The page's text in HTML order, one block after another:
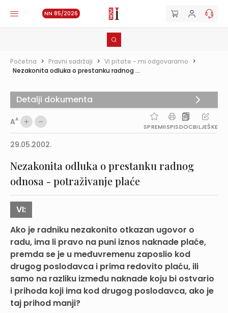
NN 85/2026
Početna > Pravni sadržaji > Vi pitate - mi odgovaramo >
Nezakonita odluka o prestanku radnog ...
AA
SPREMIISPISDOCBILJEŠKE
29.05.2002.
Nezakonita odluka o prestanku radnog
odnosa - potraživanje plaće
VI:
Ako je radniku nezakonito otkazan ugovor o
radu, ima li pravo na puni iznos naknade plaće,
premda se je u međuvremenu zaposlio kod
drugog poslodavca i prima redovito plaću, ili
samo na razliku između naknade koju bi ostvario
i prihoda koji ima kod drugog poslodavca, ako je
taj prihod manji?
Detalji dokumenta